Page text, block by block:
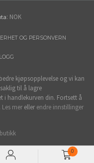
0
: NOK
OG PERSONVERN
kjøpsopplevelse og vi kan
til å lagre
i handlekurven din. Fortsett å
Les mer eller endre innstillinger